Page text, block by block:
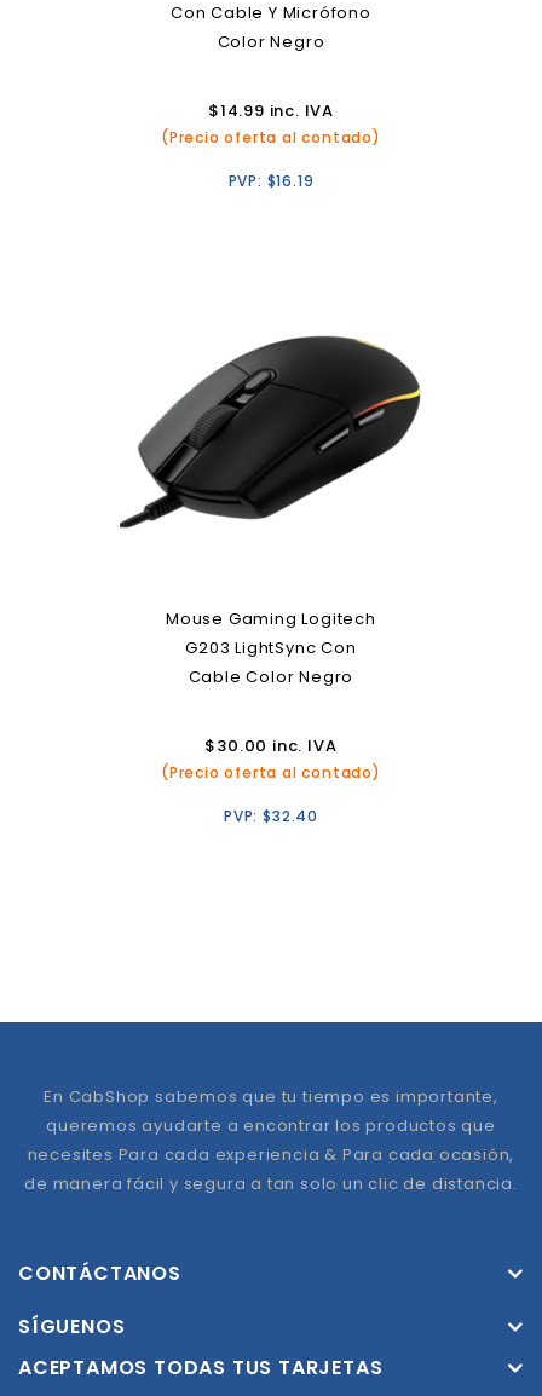
Con Cable Y Micrófono
Color Negro
$14.99 inc. IVA
(Precio oferta al contado)
PVP: $16.19
Mouse Gaming Logitech
G203 LightSync Con
Cable Color Negro
$30.00 inc. IVA
(Precio oferta al contado)
PVP:$32.40
En CabShop sabemos que tu tiempo es importante,
queremos ayudarte a encontrar los productos que
necesites Para cada experiencia & Para cada ocasión,
de manera fácil y segura a tan solo un clic de distancia.
CONTÁCTANOS
SÍGUENOS
ACEPTAMOS TODAS TUS TARJETAS